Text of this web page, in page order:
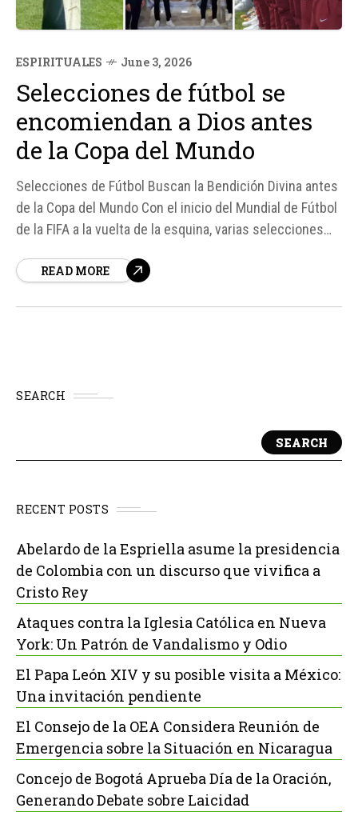
ESPIRITUALES June 3, 2026
Selecciones de fútbol se
encomiendan a Dios antes
de la Copa del Mundo
Selecciones de Fútbol Buscan la Bendición Divina antes
de la Copa del Mundo Con el inicio del Mundial de Fútbol
de la FIFA a la vuelta de la esquina, varias selecciones
como parte de su preparación. Esta tendencia refleja la
READ MORE
SEARCH
SEARCH
RECENT POSTS
Abelardo de la Espriella asume la presidencia
de Colombia con un discurso que vivifica a
Cristo Rey
Ataques contra la Iglesia Católica en Nueva
York: Un Patrón de Vandalismo y Odio
El Papa León XIV y su posible visita a México:
Una invitación pendiente
El Consejo de la OEA Considera Reunión de
Emergencia sobre la Situación en Nicaragua
Concejo de Bogotá Aprueba Día de la Oración,
Generando Debate sobre Laicidad